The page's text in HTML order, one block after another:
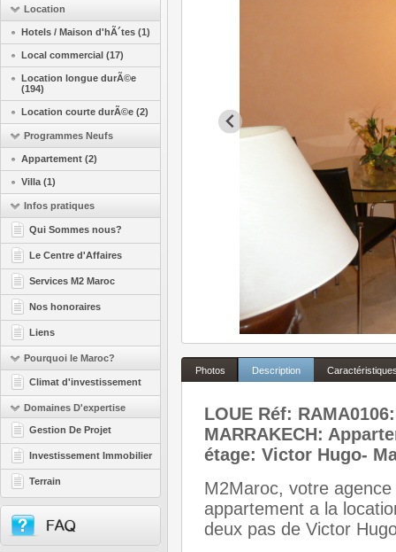
Location
Hotels / Maison d'hÃ´tes (1)
Local commercial (17)
Location longue durÃ©e
(194)
Location courte durÃ©e (2)
Programmes Neufs
Appartement (2)
Villa (1)
Infos pratiques
Qui Sommes nous?
Le Centre d'Affaires
Services M2 Maroc
Nos honoraires
Liens
Pourquoi le Maroc?
Climat d'investissement
Domaines D'expertise
Gestion De Projet
Investissement Immobilier
Terrain
Photos Description
LOUE Réf:
MARRAKECH:
étage: Victor Hugo-
M2Maroc, votre
appartement a la
deux pas de Victor